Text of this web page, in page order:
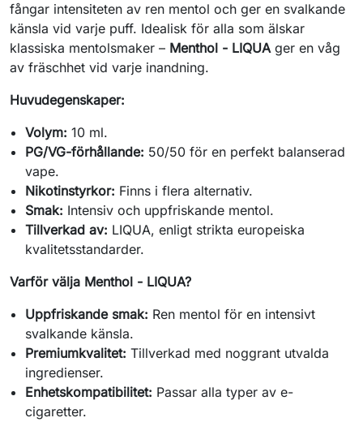
fångar intensiteten av ren mentol och ger en svalkande
känsla vid varje puff. Idealisk för alla som älskar
klassiska mentolsmaker – Menthol - LIQUAger en våg
av fräschhet vid varje inandning.
Huvudegenskaper:
Volym: 10 ml.
PG/VG-förhållande: 50/50 för en perfekt balanserad
vape.
Nikotinstyrkor: Finns i flera alternativ.
Smak: Intensiv och uppfriskande mentol.
Tillverkad av: LIQUA, enligt strikta europeiska
kvalitetsstandarder.
Varför välja Menthol - LIQUA?
Uppfriskande smak: Ren mentol för en intensivt
svalkande känsla.
Premiumkvalitet: Tillverkad med noggrant utvalda
ingredienser.
Enhetskompatibilitet: Passar alla typer av e-
cigaretter.